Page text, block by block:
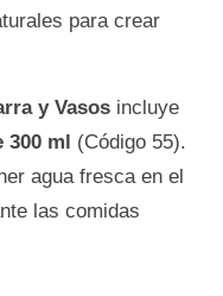
para crear
y Vasos incluye
300 ml (Código 55).
agua fresca en el
las comidas